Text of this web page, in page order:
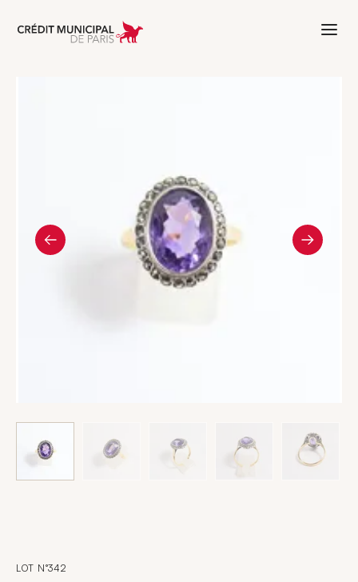
Aller à l'accueil de Crédit Municipal
LOT N°342